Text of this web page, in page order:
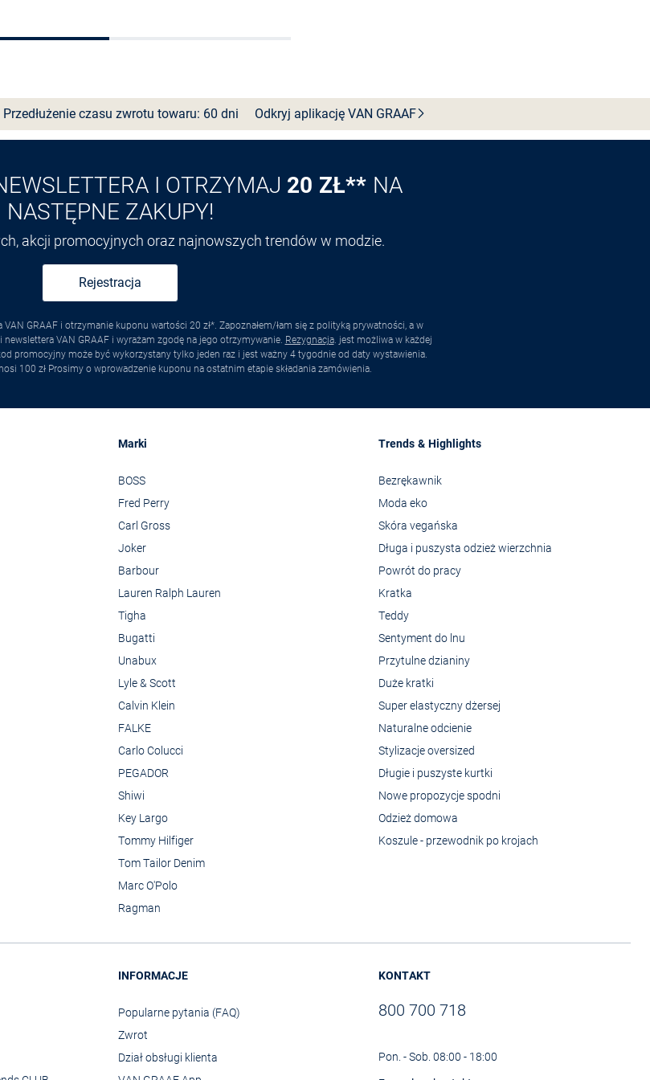
Przedłużenie czasu zwrotu towaru: 60 dni Odkryj aplikację VAN GRAAF
I OTRZYMAJ 20 ZŁ** NA
NASTĘPNE ZAKUPY!
akcji promocyjnych oraz najnowszych trendów w modzie.
Rejestracja
GRAAF i otrzymanie kuponu wartości 20 zł*. Zapoznałem/łam się z polityką prywatności, a w
VAN GRAAF i wyrażam zgodę na jego otrzymywanie. Rezygnacja. jest możliwa w każdej
promocyjny może być wykorzystany tylko jeden raz i jest ważny 4 tygodnie od daty wystawienia.
100 zł Prosimy o wprowadzenie kuponu na ostatnim etapie składania zamówienia.
Marki
BOSS
Fred Perry
Carl Gross
Joker
Barbour
Lauren Ralph Lauren
Tigha
Bugatti
Unabux
Lyle & Scott
Calvin Klein
FALKE
Carlo Colucci
PEGADOR
Shiwi
Key Largo
Tommy Hilfiger
Tom Tailor Denim
Marc O'Polo
Ragman
Trends & Highlights
Bezrękawnik
Moda eko
Skóra vegańska
Długa i puszysta odzież wierzchnia
Powrót do pracy
Kratka
Teddy
Sentyment do lnu
Przytulne dzianiny
Duże kratki
Super elastyczny dżersej
Naturalne odcienie
Stylizacje oversized
Długie i puszyste kurtki
Nowe propozycje spodni
Odzież domowa
Koszule - przewodnik po krojach
INFORMACJE
Popularne pytania (FAQ)
Zwrot
Dział obsługi klienta
KONTAKT
800 700 718
Pon. - Sob. 08:00 - 18:00